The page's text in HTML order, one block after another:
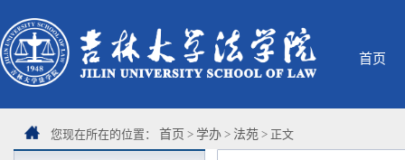
首页
您现在所在的位置： 首页 > 学办 > 法苑 > 正文